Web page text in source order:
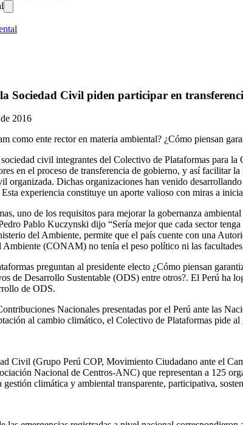
Sociedad Civil piden participar en
2016
como ente rector en materia ambiental? ¿Cómo piensan
civil integrantes del Colectivo de Plataformas para
en el proceso de transferencia de gobierno, y así facilitar
organizada. Dichas organizaciones han venido
experiencia constituye un aporte valioso con miras a
uno de los requisitos para mejorar la gobernanza
Pablo Kuczynski dijo “Sería mejor que cada sector
del Ambiente, permite que el país cuente con una
(CONAM) no tenía el peso político ni las
preguntan al presidente electo ¿Cómo piensan
de Desarrollo Sustentable (ODS) entre otros?. El Perú ha
de ODS.
Nacionales presentadas por el Perú ante las
al cambio climático, el Colectivo de Plataformas pide
Civil (Grupo Perú COP, Movimiento Ciudadano ante el
Nacional de Centros-ANC) que representan a 125
gestión climática y ambiental transparente, participativa,